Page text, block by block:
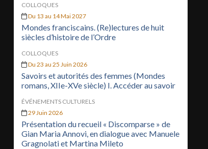
COLLOQUES
Du 13 au 14 Mai 2027
Mondes franciscains. (Re)lectures de huit
siècles d’histoire de l’Ordre
COLLOQUES
Du 23 au 25 Juin 2026
Savoirs et autorités des femmes (Mondes
romans, XIIe-XVe siècle) I. Accéder au savoir
ÉVÉNEMENTS CULTURELS
29 Juin 2026
Présentation du recueil « Discomparse » de
Gian Maria Annovi, en dialogue avec Manuele
Gragnolati et Martina Mileto